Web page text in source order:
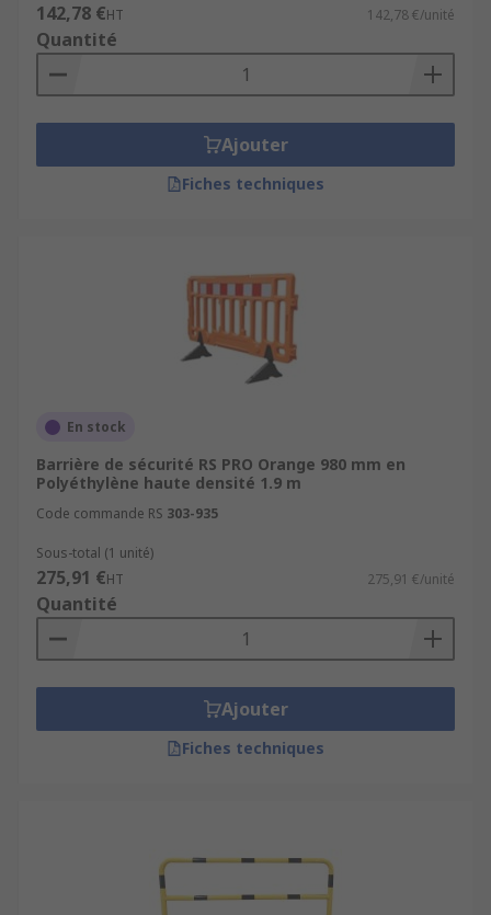
142,78 €HT 142,78 €/unité
Quantité
Ajouter
Fiches techniques
En stock
Barrière de sécurité RS PRO Orange 980 mm en
Polyéthylène haute densité 1.9 m
Code commande RS 303-935
Sous-total (1 unité)
275,91 €HT 275,91 €/unité
Quantité
Ajouter
Fiches techniques